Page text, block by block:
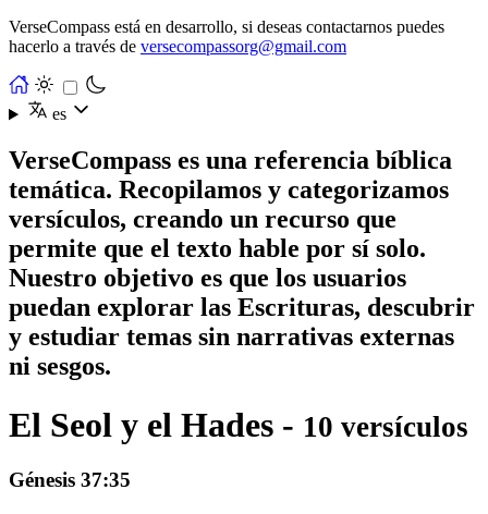
VerseCompass está en desarrollo, si deseas contactarnos puedes
hacerlo a través de versecompassorg@gmail.com
es
VerseCompass es una referencia bíblica
temática. Recopilamos y categorizamos
versículos, creando un recurso que
permite que el texto hable por sí solo.
Nuestro objetivo es que los usuarios
puedan explorar las Escrituras, descubrir
y estudiar temas sin narrativas externas
ni sesgos.
El Seol y el Hades - 10 versículos
Génesis 37:35